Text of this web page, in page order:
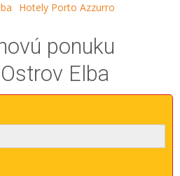
Hotely Porto Azzurro
ponuku
Elba